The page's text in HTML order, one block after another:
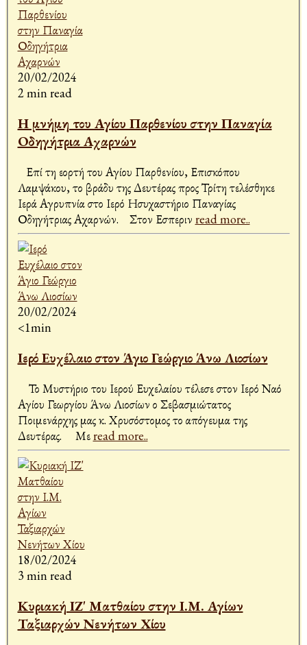
20/02/2024
2 min read
Η μνήμη του Αγίου Παρθενίου στην Παναγία
Οδηγήτρια Αχαρνών
Επί τη εορτή του Αγίου Παρθενίου, Επισκόπου
Λαμψάκου, το βράδυ της Δευτέρας προς Τρίτη τελέσθηκε
Ιερά Αγρυπνία στο Ιερό Ησυχαστήριο Παναγίας
Οδηγήτριας Αχαρνών. Στον Εσπεριν read more..
20/02/2024
<1min
Ιερό Ευχέλαιο στον Άγιο Γεώργιο Άνω Λιοσίων
Το Μυστήριο του Ιερού Ευχελαίου τέλεσε στον Ιερό Ναό
Αγίου Γεωργίου Άνω Λιοσίων ο Σεβασμιώτατος
Ποιμενάρχης μας κ. Χρυσόστομος το απόγευμα της
Δευτέρας. Μεread more..
18/02/2024
3 min read
Κυριακή ΙΖ' Ματθαίου στην Ι.Μ. Αγίων
Ταξιαρχών Νενήτων Χίου